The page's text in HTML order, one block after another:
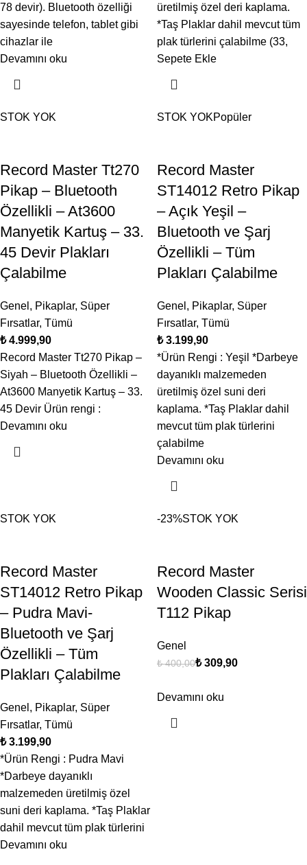
78 devir). Bluetooth özelliği
sayesinde telefon, tablet gibi
cihazlar ile
Devamını oku
üretilmiş özel deri kaplama.
*Taş Plaklar dahil mevcut tüm
plak türlerini çalabilme (33,
Sepete Ekle
STOK YOK
Record Master Tt270
Pikap – Bluetooth
Özellikli – At3600
Manyetik Kartuş – 33.
45 Devir Plakları
Çalabilme
Genel , Pikaplar, Süper
Fırsatlar, Tümü
₺
Record Master Tt270 Pikap –
Siyah – Bluetooth Özellikli –
At3600 Manyetik Kartuş – 33.
45 Devir Ürün rengi :
Devamını oku
STOK YOKPopüler
Record Master
ST14012 Retro Pikap
– Açık Yeşil –
Bluetooth ve Şarj
Özellikli – Tüm
Plakları Çalabilme
Genel , Pikaplar, Süper
Fırsatlar, Tümü
₺
*Ürün Rengi : Yeşil *Darbeye
dayanıklı malzemeden
üretilmiş özel suni deri
kaplama. *Taş Plaklar dahil
mevcut tüm plak türlerini
çalabilme
Devamını oku
STOK YOK
Record Master
ST14012 Retro Pikap
– Pudra Mavi-
Bluetooth ve Şarj
Özellikli – Tüm
Plakları Çalabilme
Genel , Pikaplar, Süper
Fırsatlar, Tümü
₺
*Ürün Rengi : Pudra Mavi
*Darbeye dayanıklı
malzemeden üretilmiş özel
suni deri kaplama. *Taş Plaklar
dahil mevcut tüm plak türlerini
Devamını oku
-23%STOK YOK
Record Master
Wooden Classic Serisi
T112 Pikap
Genel
₺400,00₺309,90
Devamını oku